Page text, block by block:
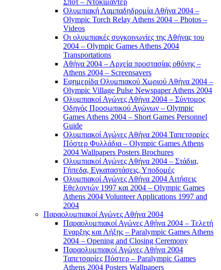
Ολυμπιακή Λαμπαδηδρομία Αθήνα 2004 –
Olympic Torch Relay Athens 2004 – Photos –
Videos
Οι ολυμπιακές συγκοινωνίες της Αθήνας του
2004 – Olympic Games Athens 2004
Transportations
Αθήνα 2004 – Αρχεία προστασίας οθόνης –
Athens 2004 – Screensavers
Εφημερίδα Ολυμπιακού Χωριού Αθήνα 2004 –
Olympic Village Pulse Newspaper Athens 2004
Ολυμπιακοί Αγώνες Αθήνα 2004 – Σύντομος
Οδηγός Προσωπικού Αγώνων – Olympic
Games Athens 2004 – Short Games Personnel
Guide
Ολυμπιακοί Αγώνες Αθήνα 2004 Ταπετσαρίες
Πόστερ Φυλλάδια – Olympic Games Athens
2004 Wallpapers Posters Brochures
Ολυμπιακοί Αγώνες Αθήνα 2004 – Στάδια,
Γήπεδα, Εγκαταστάσεις, Υποδομές
Ολυμπιακοί Αγώνες Αθήνα 2004 Αιτήσεις
Εθελοντών 1997 και 2004 – Olympic Games
Athens 2004 Volunteer Applications 1997 and
2004
Παραολυμπιακοί Αγώνες Αθήνα 2004
Παραολυμπιακοί Αγώνες Αθήνα 2004 – Τελετή
Εναρξης και Λήξης – Paralympic Games Athens
2004 – Opening and Closing Ceremony
Παραολυμπιακοί Αγώνες Αθήνα 2004
Ταπετσαρίες Πόστερ – Paralympic Games
Athens 2004 Posters Wallpapers